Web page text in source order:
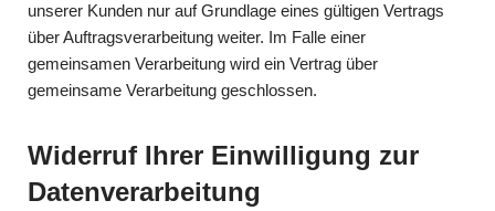
unserer Kunden nur auf Grundlage eines gültigen Vertrags
über Auftragsverarbeitung weiter. Im Falle einer
gemeinsamen Verarbeitung wird ein Vertrag über
gemeinsame Verarbeitung geschlossen.
Widerruf Ihrer Einwilligung zur
Datenverarbeitung